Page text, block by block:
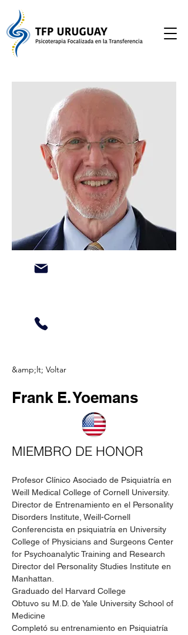
&amp;lt; Voltar
Frank E. Yoemans
MIEMBRO DE HONOR
Profesor Clínico Asociado de Psiquiatría en
Weill Medical College of Cornell University.
Director de Entrenamiento en el Personality
Disorders Institute, Weill-Cornell
Conferencista en psiquiatría en University
College of Physicians and Surgeons Center
for Psychoanalytic Training and Research
Director del Personality Studies Institute en
Manhattan.
Graduado del Harvard College
Obtuvo su M.D. de Yale University School of
Medicine
Completó su entrenamiento en Psiquiatría